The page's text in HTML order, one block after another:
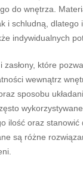
do wnętrza.
i schludną, dlatego
indywidualnych
które
wewnątrz
sposobu
ilość oraz stanowić
są różne